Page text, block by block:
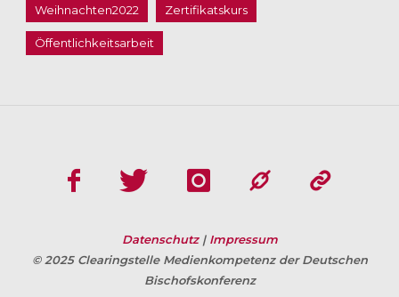
Weihnachten2022 Zertifikatskurs
Öffentlichkeitsarbeit
Datenschutz | Impressum
© 2025 Clearingstelle Medienkompetenz der Deutschen
Bischofskonferenz